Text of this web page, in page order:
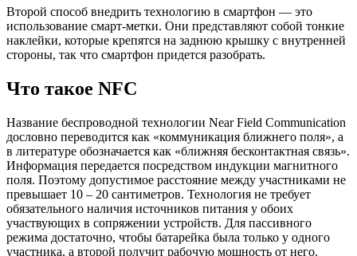
Второй способ внедрить технологию в смартфон — это
использование смарт-метки. Они представляют собой тонкие
наклейки, которые крепятся на заднюю крышку с внутренней
стороны, так что смартфон придется разобрать.
Что такое NFC
Название беспроводной технологии Near Field Communication
дословно переводится как «коммуникация ближнего поля», а
в литературе обозначается как «ближняя бесконтактная связь».
Информация передается посредством индукции магнитного
поля. Поэтому допустимое расстояние между участниками не
превышает 10 – 20 сантиметров. Технология не требует
обязательного наличия источников питания у обоих
участвующих в сопряжении устройств. Для пассивного
режима достаточно, чтобы батарейка была только у одного
участника, а второй получит рабочую мощность от него.